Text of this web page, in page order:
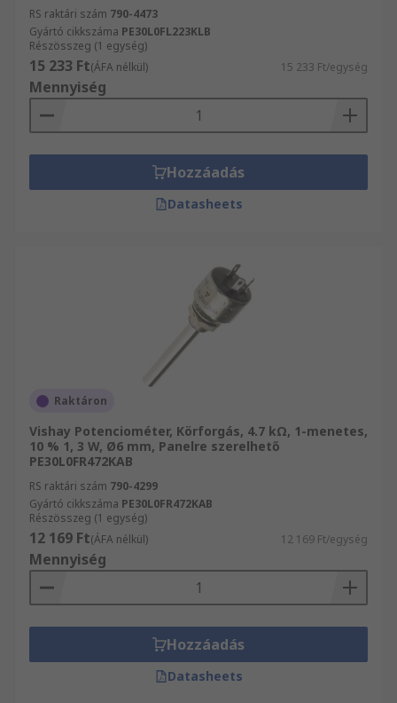
RS raktári szám 790-4473
Gyártó cikkszáma PE30L0FL223KLB
Részösszeg (1 egység)
15 233 Ft(ÁFA nélkül) 15 233 Ft/egység
Mennyiség
Hozzáadás
Datasheets
Raktáron
Vishay Potenciométer, Körforgás, 4.7 kΩ, 1-menetes,
10 % 1, 3 W, Ø6 mm, Panelre szerelhető
PE30L0FR472KAB
RS raktári szám 790-4299
Gyártó cikkszáma PE30L0FR472KAB
Részösszeg (1 egység)
12 169 Ft(ÁFA nélkül) 12 169 Ft/egység
Mennyiség
Hozzáadás
Datasheets